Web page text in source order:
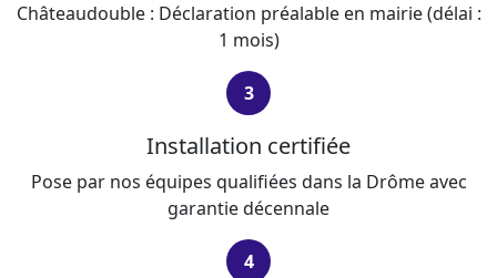
Châteaudouble : Déclaration préalable en mairie (délai :
1 mois)
3
Installation certifiée
Pose par nos équipes qualifiées dans la Drôme avec
garantie décennale
4